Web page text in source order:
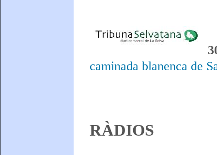
caminada blanenca de
RÀDIOS